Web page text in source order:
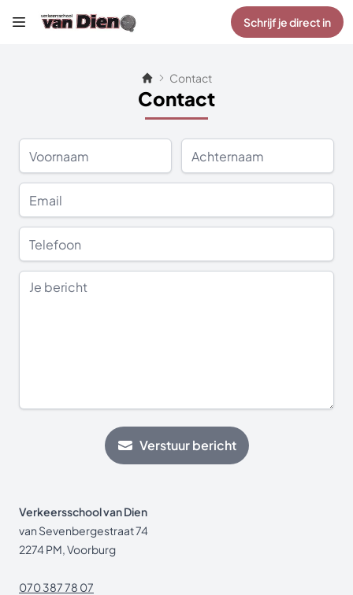
Schrijf je direct in
Contact
Contact
Verstuur bericht
Verkeersschool van Dien
van Sevenbergestraat 74
2274 PM, Voorburg
070 387 78 07